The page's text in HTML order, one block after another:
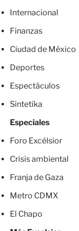
Internacional
Finanzas
Ciudad de México
Deportes
Espectáculos
Sintetika
Especiales
Foro Excélsior
Crisis ambiental
Franja de Gaza
Metro CDMX
El Chapo